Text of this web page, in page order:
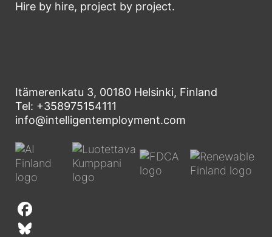
Hire by hire, project by project.
Itämerenkatu 3, 00180 Helsinki, Finland
Tel: +358975154111
info@intelligentemployment.com
F